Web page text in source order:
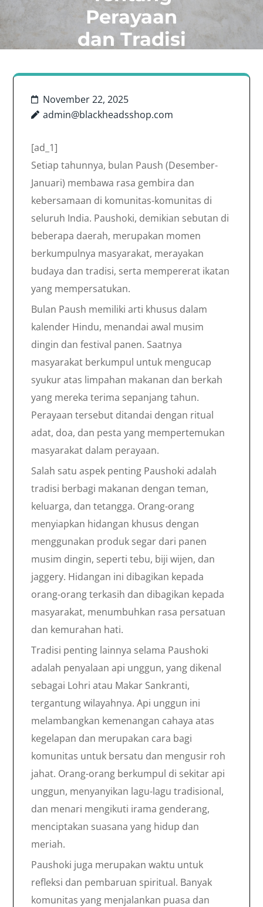
Perayaan
dan Tradisi
November 22, 2025
admin@blackheadsshop.com
[ad_1]
Setiap tahunnya, bulan Paush (Desember-
Januari) membawa rasa gembira dan
kebersamaan di komunitas-komunitas di
seluruh India. Paushoki, demikian sebutan di
beberapa daerah, merupakan momen
berkumpulnya masyarakat, merayakan
budaya dan tradisi, serta mempererat ikatan
yang mempersatukan.
Bulan Paush memiliki arti khusus dalam
kalender Hindu, menandai awal musim
dingin dan festival panen. Saatnya
masyarakat berkumpul untuk mengucap
syukur atas limpahan makanan dan berkah
yang mereka terima sepanjang tahun.
Perayaan tersebut ditandai dengan ritual
adat, doa, dan pesta yang mempertemukan
masyarakat dalam perayaan.
Salah satu aspek penting Paushoki adalah
tradisi berbagi makanan dengan teman,
keluarga, dan tetangga. Orang-orang
menyiapkan hidangan khusus dengan
menggunakan produk segar dari panen
musim dingin, seperti tebu, biji wijen, dan
jaggery. Hidangan ini dibagikan kepada
orang-orang terkasih dan dibagikan kepada
masyarakat, menumbuhkan rasa persatuan
dan kemurahan hati.
Tradisi penting lainnya selama Paushoki
adalah penyalaan api unggun, yang dikenal
sebagai Lohri atau Makar Sankranti,
tergantung wilayahnya. Api unggun ini
melambangkan kemenangan cahaya atas
kegelapan dan merupakan cara bagi
komunitas untuk bersatu dan mengusir roh
jahat. Orang-orang berkumpul di sekitar api
unggun, menyanyikan lagu-lagu tradisional,
dan menari mengikuti irama genderang,
menciptakan suasana yang hidup dan
meriah.
Paushoki juga merupakan waktu untuk
refleksi dan pembaruan spiritual. Banyak
komunitas yang menjalankan puasa dan